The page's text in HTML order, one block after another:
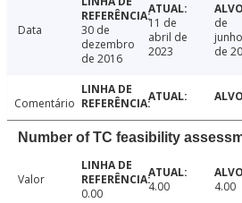
Data
30 de
dezembro
de 2016
11 de
abril de
2023
de
junho
de
Comentário
Number of TC feasibility
Valor
0.00
4.00 4.00